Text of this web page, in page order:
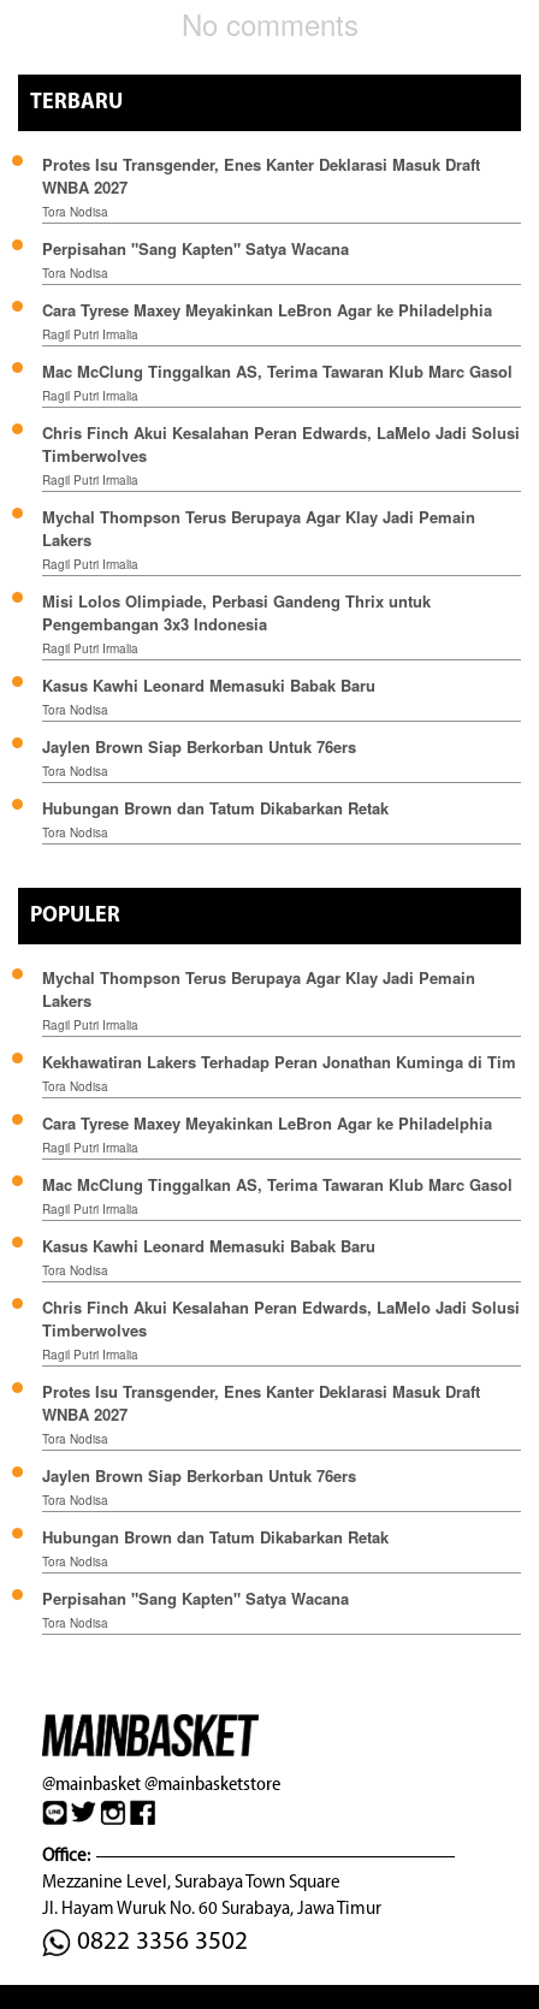
No comments
TERBARU
Protes Isu Transgender, Enes Kanter Deklarasi Masuk Draft
WNBA 2027
Tora Nodisa
Perpisahan "Sang Kapten" Satya Wacana
Tora Nodisa
Cara Tyrese Maxey Meyakinkan LeBron Agar ke Philadelphia
Ragil Putri Irmalia
Mac McClung Tinggalkan AS, Terima Tawaran Klub Marc Gasol
Ragil Putri Irmalia
Chris Finch Akui Kesalahan Peran Edwards, LaMelo Jadi Solusi
Timberwolves
Ragil Putri Irmalia
Mychal Thompson Terus Berupaya Agar Klay Jadi Pemain
Lakers
Ragil Putri Irmalia
Misi Lolos Olimpiade, Perbasi Gandeng Thrix untuk
Pengembangan 3x3 Indonesia
Ragil Putri Irmalia
Kasus Kawhi Leonard Memasuki Babak Baru
Tora Nodisa
Jaylen Brown Siap Berkorban Untuk 76ers
Tora Nodisa
Hubungan Brown dan Tatum Dikabarkan Retak
Tora Nodisa
POPULER
Mychal Thompson Terus Berupaya Agar Klay Jadi Pemain
Lakers
Ragil Putri Irmalia
Kekhawatiran Lakers Terhadap Peran Jonathan Kuminga di Tim
Tora Nodisa
Cara Tyrese Maxey Meyakinkan LeBron Agar ke Philadelphia
Ragil Putri Irmalia
Mac McClung Tinggalkan AS, Terima Tawaran Klub Marc Gasol
Ragil Putri Irmalia
Kasus Kawhi Leonard Memasuki Babak Baru
Tora Nodisa
Chris Finch Akui Kesalahan Peran Edwards, LaMelo Jadi Solusi
Timberwolves
Ragil Putri Irmalia
Protes Isu Transgender, Enes Kanter Deklarasi Masuk Draft
WNBA 2027
Tora Nodisa
Jaylen Brown Siap Berkorban Untuk 76ers
Tora Nodisa
Hubungan Brown dan Tatum Dikabarkan Retak
Tora Nodisa
Perpisahan "Sang Kapten" Satya Wacana
Tora Nodisa
@mainbasket@mainbasketstore
Office:
Mezzanine Level, Surabaya Town Square
Jl. Hayam Wuruk No. 60 Surabaya, Jawa Timur
0822 3356 3502